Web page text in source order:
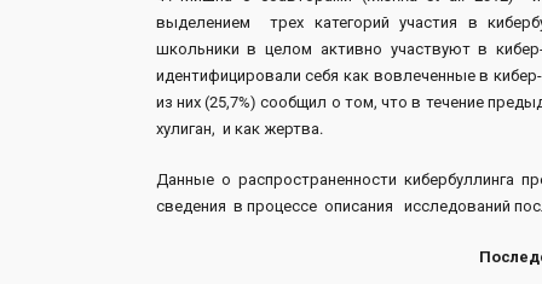
выделением трех категорий участия в
школьники в целом активно участвуют в
идентифицировали себя как вовлеченные в
из них (25,7%) сообщил о том, что в течение
хулиган, и как жертва.
Данные о распространенности кибербуллинга
сведения в процессе описания исследований